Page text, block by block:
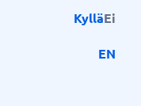
KylläEi
EN